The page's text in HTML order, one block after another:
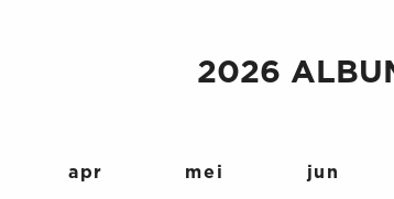
2026
apr mei jun